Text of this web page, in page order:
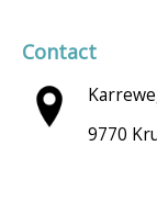
Contact
9770